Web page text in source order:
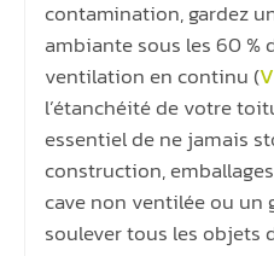
contamination, gardez
ambiante sous les 60 %
ventilation en continu (
l’étanchéité de votre
essentiel de ne jamais
construction,
cave non ventilée ou un
soulever tous les objets